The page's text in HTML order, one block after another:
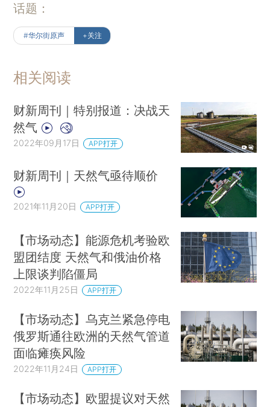
话题：
#华尔街原声 +关注
相关阅读
财新周刊｜特别报道：决战天
然气
2022年09月17日 APP打开
财新周刊｜天然气亟待顺价
2021年11月20日 APP打开
【市场动态】能源危机考验欧
盟团结度 天然气和俄油价格
上限谈判陷僵局
2022年11月25日 APP打开
【市场动态】乌克兰紧急停电
俄罗斯通往欧洲的天然气管道
面临瘫痪风险
2022年11月24日 APP打开
【市场动态】欧盟提议对天然